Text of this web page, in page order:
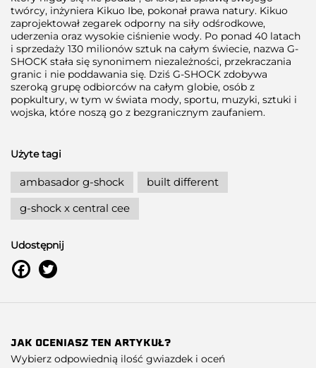
twórcy, inżyniera Kikuo Ibe, pokonał prawa natury. Kikuo
zaprojektował zegarek odporny na siły odśrodkowe,
uderzenia oraz wysokie ciśnienie wody. Po ponad 40 latach
i sprzedaży 130 milionów sztuk na całym świecie, nazwa G-
SHOCK stała się synonimem niezależności, przekraczania
granic i nie poddawania się. Dziś G-SHOCK zdobywa
szeroką grupę odbiorców na całym globie, osób z
popkultury, w tym w świata mody, sportu, muzyki, sztuki i
wojska, które noszą go z bezgranicznym zaufaniem.
Użyte tagi
ambasador g-shock
built different
g-shock x central cee
Udostępnij
JAK OCENIASZ TEN ARTYKUŁ?
Wybierz odpowiednią ilość gwiazdek i oceń